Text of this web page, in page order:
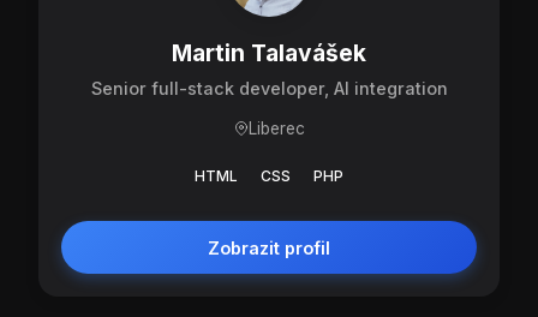
Martin Talavášek
Senior full-stack developer, AI integration
Liberec
HTML CSS PHP
Zobrazit profil